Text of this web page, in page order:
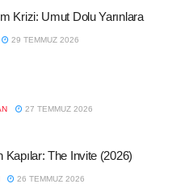
Krizi: Umut Dolu Yarınlara
29 TEMMUZ 2026
27 TEMMUZ 2026
Kapılar: The Invite (2026)
26 TEMMUZ 2026